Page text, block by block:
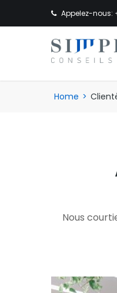
Appelez-nous:
Home >
Nous